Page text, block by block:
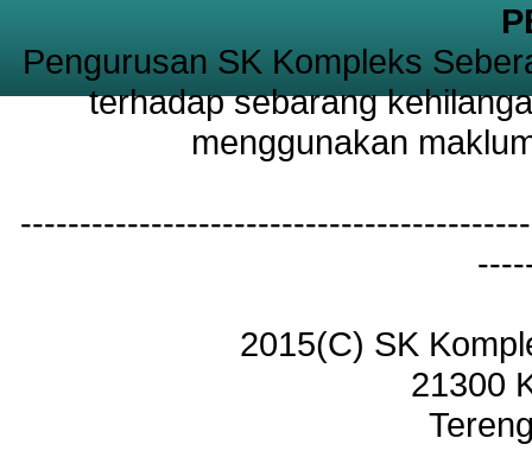
Pengurusan SK Kompleks
terhadap sebarang
menggunakan
2015(C) SK
21300